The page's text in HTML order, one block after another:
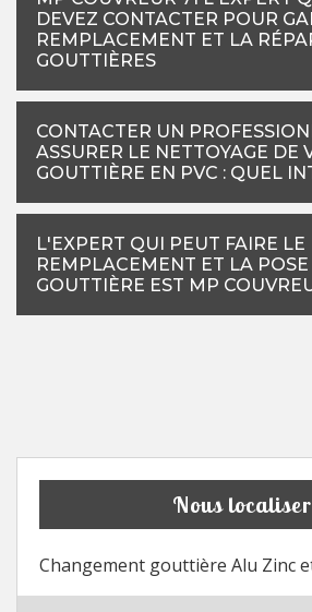
DEVEZ CONTACTER POUR
REMPLACEMENT ET LA
GOUTTIÈRES
CONTACTER UN
ASSURER LE NETTOYAGE DE
GOUTTIÈRE EN PVC : QUEL
L'EXPERT QUI PEUT FAIRE LE
REMPLACEMENT ET LA
GOUTTIÈRE EST MP
Nous localiser
Changement gouttière Alu Zinc